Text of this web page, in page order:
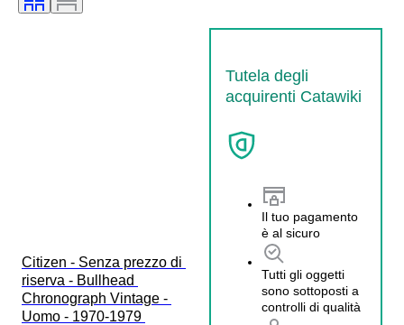
Citizen - Senza prezzo di
riserva - Bullhead
Chronograph Vintage -
Uomo - 1970-1979
Tutela degli
acquirenti Catawiki
Il tuo pagamento
è al sicuro
Tutti gli oggetti
sono sottoposti a
controlli di qualità